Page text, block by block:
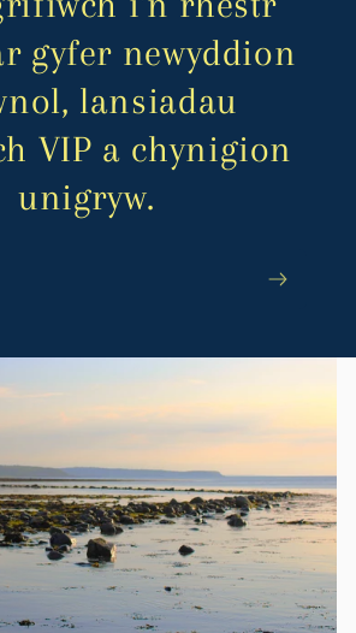
gyfer newyddion
lansiadau
VIP a chynigion
unigryw.